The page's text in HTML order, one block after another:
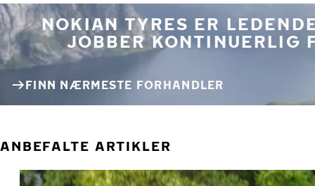
NOKIAN TYRES ER
JOBBER KONTINUERLIG
FINN NÆRMESTE FORHANDLER
ANBEFALTE ARTIKLER